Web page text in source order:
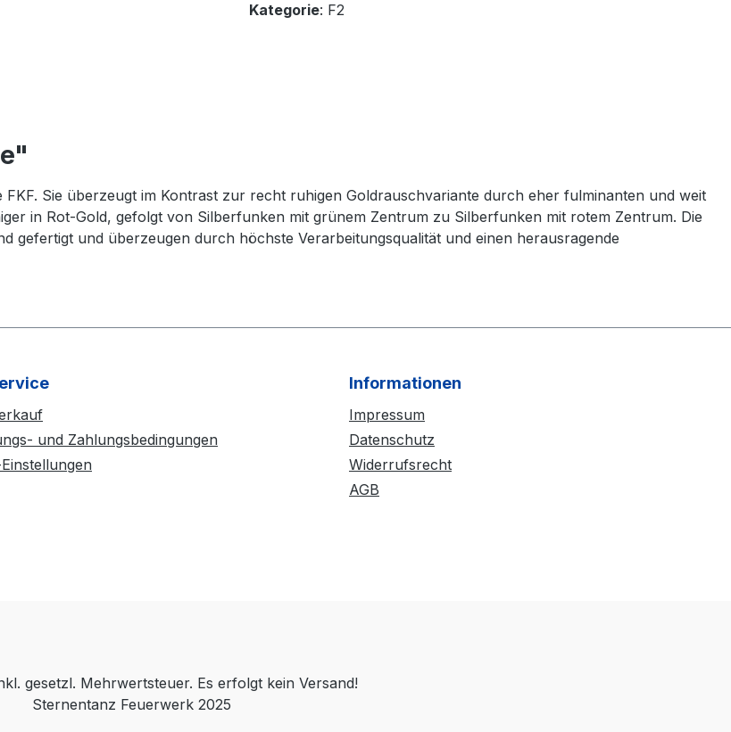
Kategorie: F2
Sie überzeugt im Kontrast zur recht ruhigen Goldrauschvariante durch eher fulminanten und weit
in Rot-Gold, gefolgt von Silberfunken mit grünem Zentrum zu Silberfunken mit rotem Zentrum. Die
gefertigt und überzeugen durch höchste Verarbeitungsqualität und einen herausragende
und Zahlungsbedingungen
Informationen
Impressum
Datenschutz
Widerrufsrecht
AGB
gesetzl. Mehrwertsteuer. Es erfolgt kein Versand!
Sternentanz Feuerwerk 2025